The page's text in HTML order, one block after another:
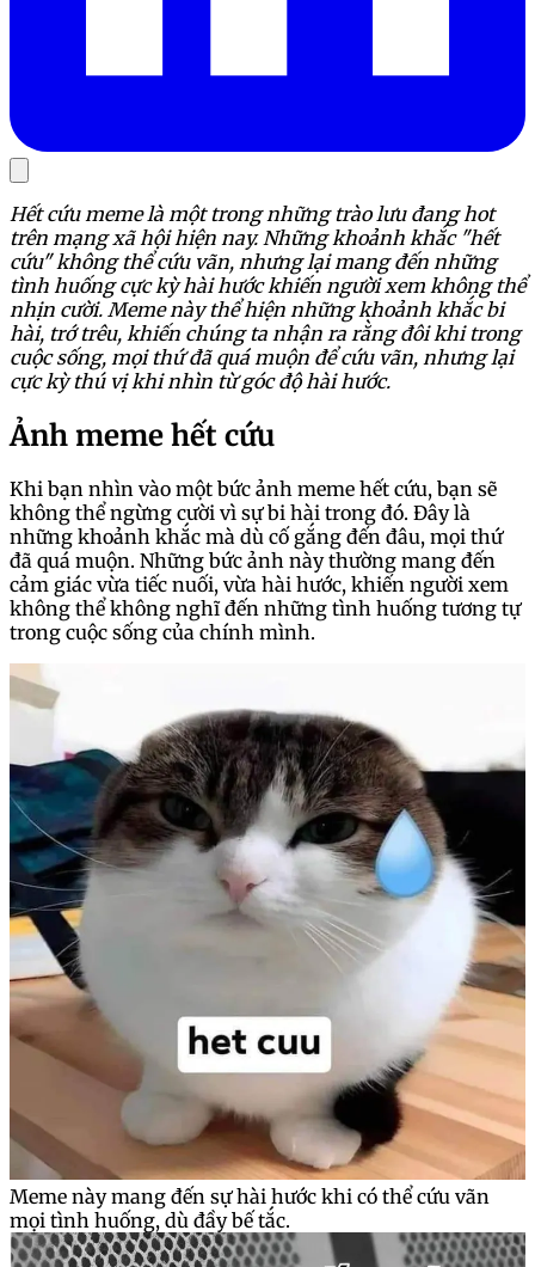
Hết cứu meme là một trong những trào lưu đang hot
trên mạng xã hội hiện nay. Những khoảnh khắc "hết
cứu" không thể cứu vãn, nhưng lại mang đến những
tình huống cực kỳ hài hước khiến người xem không thể
nhịn cười. Meme này thể hiện những khoảnh khắc bi
hài, trớ trêu, khiến chúng ta nhận ra rằng đôi khi trong
cuộc sống, mọi thứ đã quá muộn để cứu vãn, nhưng lại
cực kỳ thú vị khi nhìn từ góc độ hài hước.
Ảnh meme hết cứu
Khi bạn nhìn vào một bức ảnh meme hết cứu, bạn sẽ
không thể ngừng cười vì sự bi hài trong đó. Đây là
những khoảnh khắc mà dù cố gắng đến đâu, mọi thứ
đã quá muộn. Những bức ảnh này thường mang đến
cảm giác vừa tiếc nuối, vừa hài hước, khiến người xem
không thể không nghĩ đến những tình huống tương tự
trong cuộc sống của chính mình.
Meme này mang đến sự hài hước khi có thể cứu vãn
mọi tình huống, dù đầy bế tắc.